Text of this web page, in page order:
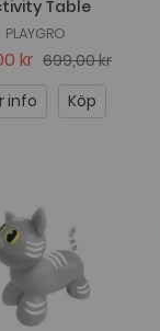
Table
PLAYGRO
kr 699,00 kr
info
Köp